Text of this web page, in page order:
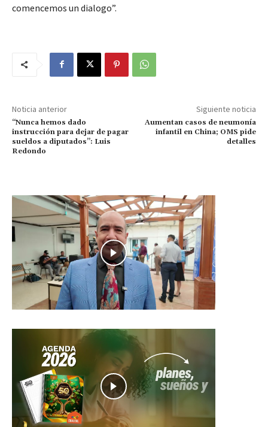
comencemos un dialogo”.
Noticia anterior
“Nunca hemos dado
instrucción para dejar de pagar
sueldos a diputados”: Luis
Redondo
Siguiente noticia
Aumentan casos de neumonía
infantil en China; OMS pide
detalles